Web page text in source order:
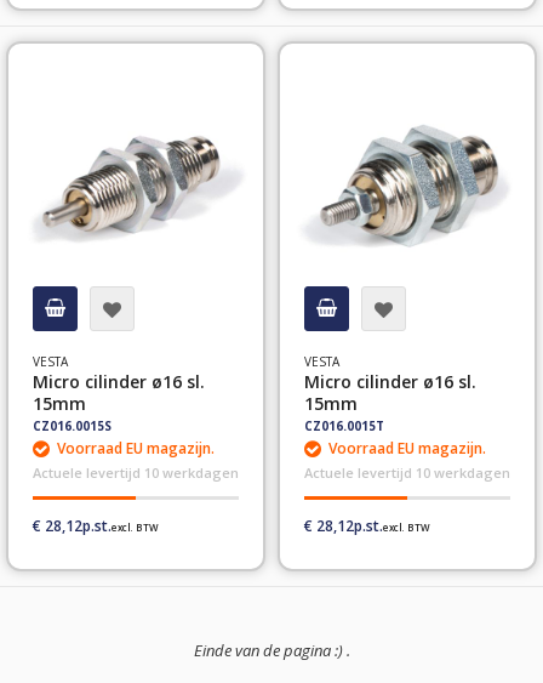
VESTA
Micro cilinder ø16 sl.
15mm
CZ016.0015S
Voorraad EU magazijn.
Actuele levertijd 10 werkdagen
€ 28,12
VESTA
Micro cilinder ø16 sl.
15mm
CZ016.0015T
Voorraad EU magazijn.
Actuele levertijd 10 werkdagen
€ 28,12
Einde van de pagina :) .